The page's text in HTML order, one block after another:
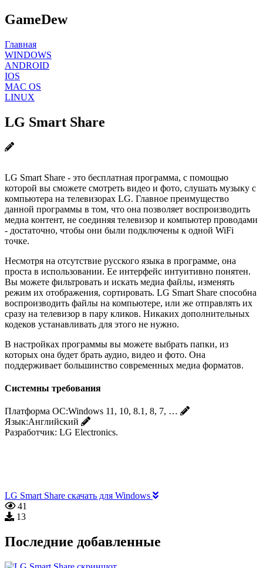
GameDew
Главная
WINDOWS
ANDROID
IOS
MAC OS
LINUX
LG Smart Share
LG Smart Share - это бесплатная программа, с помощью
которой вы сможете смотреть видео и фото, слушать музыку с
компьютера на телевизорах LG. Главное преимущество
данной программы в том, что она позволяет воспроизводить
медиа контент, не соединяя телевизор и компьютер проводами
- достаточно, чтобы они были подключены к одной WiFi
точке.
Несмотря на отсутствие русского языка в программе, она
проста в использовании. Ее интерфейс интуитивно понятен.
Вы можете фильтровать и искать медиа файлы, изменять
режим их отображения, сортировать. LG Smart Share способна
воспроизводить файлы на компьютере, или же отправлять их
сразу на телевизор в пару кликов. Никаких дополнительных
кодеков устанавливать для этого не нужно.
В настройках программы вы можете выбрать папки, из
которых она будет брать аудио, видео и фото. Она
поддерживает большинство современных медиа форматов.
Системны требования
Платформа ОС:Windows 11, 10, 8.1, 8, 7, …
Язык:Английский
Разработчик: LG Electronics.
LG Smart Share скачать для Windows
41
13
Последние добавленные